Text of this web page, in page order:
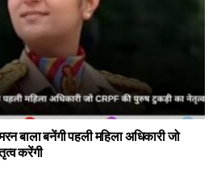
बाला बनेंगी पहली महिला अधिकारी जो
करेंगी